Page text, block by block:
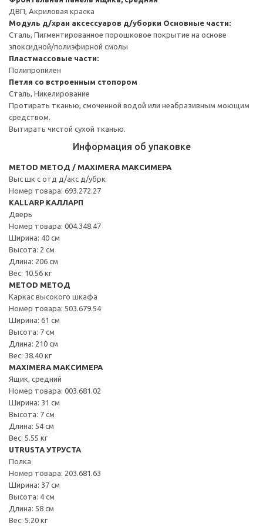
ДВП, Акриловая краска
Модуль д/хран аксессуаров д/уборки Основные части:
Сталь, Пигментированное порошковое покрытие на основе
эпоксидной/полиэфирной смолы
Пластмассовые части:
Полипропилен
Петля со встроенным стопором
Сталь, Никелирование
Протирать тканью, смоченной водой или неабразивным моющим
средством.
Вытирать чистой сухой тканью.
Информация об упаковке
METOD МЕТОД / MAXIMERA МАКСИМЕРА
Выс шк с отд д/акс д/убрк
Номер товара: 693.272.27
KALLARP КАЛЛАРП
Дверь
Номер товара: 004.348.47
Ширина: 40 см
Высота: 2 см
Длина: 206 см
Вес: 10.56 кг
METOD МЕТОД
Каркас высокого шкафа
Номер товара: 503.679.54
Ширина: 61 см
Высота: 7 см
Длина: 210 см
Вес: 38.40 кг
MAXIMERA МАКСИМЕРА
Ящик, средний
Номер товара: 003.681.02
Ширина: 31 см
Высота: 7 см
Длина: 54 см
Вес: 5.55 кг
UTRUSTA УТРУСТА
Полка
Номер товара: 203.681.63
Ширина: 37 см
Высота: 4 см
Длина: 58 см
Вес: 5.20 кг